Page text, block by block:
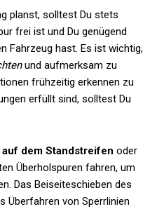
planst, solltest Du stets
frei ist und Du genügend
Fahrzeug hast. Es ist wichtig,
und aufmerksam zu
frühzeitig erkennen zu
erfüllt sind, solltest Du
auf dem Standstreifen oder
Überholspuren fahren, um
Das Beiseiteschieben des
Überfahren von Sperrlinien